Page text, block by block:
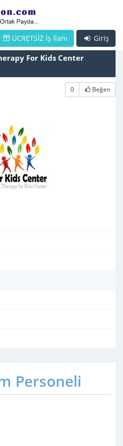
Giriş
ÜCRETSİZ İş İlanı
For Kids Center
0 Beğen
Personeli